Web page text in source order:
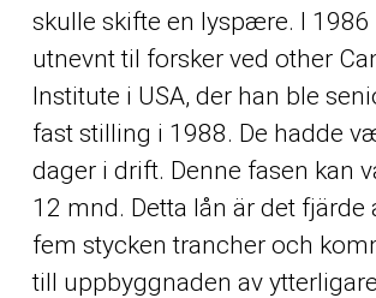
skulle skifte en lyspære. I 1986
utnevnt til forsker ved other
Institute i USA, der han ble
fast stilling i 1988. De hadde
dager i drift. Denne fasen kan
12 mnd. Detta lån är det fjärde
fem stycken trancher och
till uppbyggnaden av